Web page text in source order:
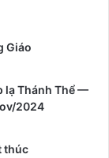
Giáo
lạ Thánh Thể —
2024
thúc